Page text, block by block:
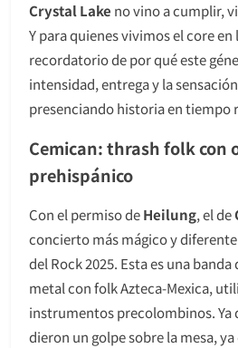
Crystal Lake no vino a cumplir,
Y para quienes vivimos el core en
recordatorio de por qué este
intensidad, entrega y la
presenciando historia en tiempo
Cemican: thrash folk con
prehispánico
Con el permiso deHeilung, el de
concierto más mágico y
del Rock 2025. Esta es una
metal con folk Azteca-Mexica,
instrumentos precolombinos. Ya
dieron un golpe sobre la mesa,